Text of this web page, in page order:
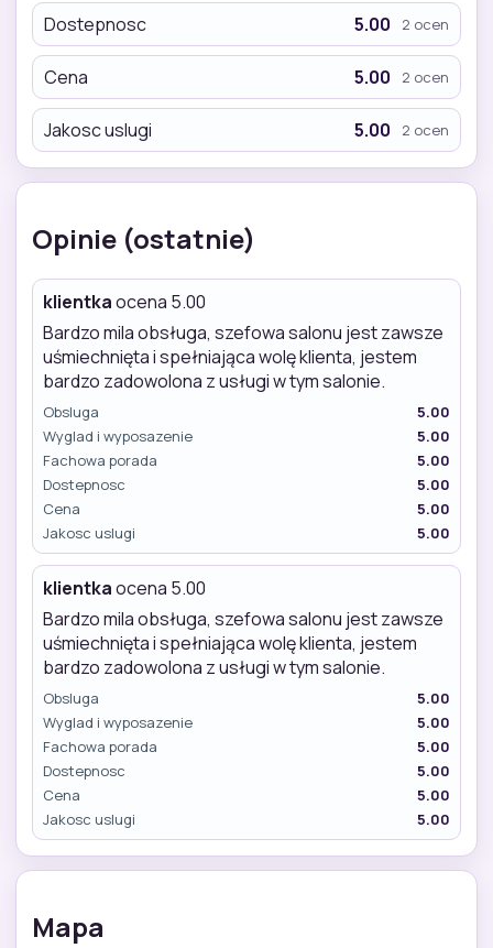
Dostepnosc 5.00 2 ocen
Cena 5.00 2 ocen
Jakosc uslugi 5.00 2 ocen
Opinie (ostatnie)
klientkaocena 5.00
Bardzo mila obsługa, szefowa salonu jest zawsze
uśmiechnięta i spełniająca wolę klienta, jestem
bardzo zadowolona z usługi w tym salonie.
Obsluga
5.00
Wyglad i wyposazenie
5.00
Fachowa porada
5.00
Dostepnosc
5.00
Cena
5.00
Jakosc uslugi
5.00
klientkaocena 5.00
Bardzo mila obsługa, szefowa salonu jest zawsze
uśmiechnięta i spełniająca wolę klienta, jestem
bardzo zadowolona z usługi w tym salonie.
Obsluga
5.00
Wyglad i wyposazenie
5.00
Fachowa porada
5.00
Dostepnosc
5.00
Cena
5.00
Jakosc uslugi
5.00
Mapa